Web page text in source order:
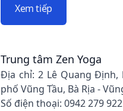
Xem tiếp
Trung tâm Zen Yoga
Địa chỉ: 2 Lê Quang Định,
phố Vũng Tầu, Bà Rịa -
Số điện thoại: 0942 279 922